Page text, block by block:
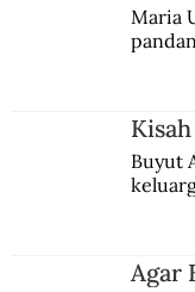
AmirMaria
Buyut
Agar